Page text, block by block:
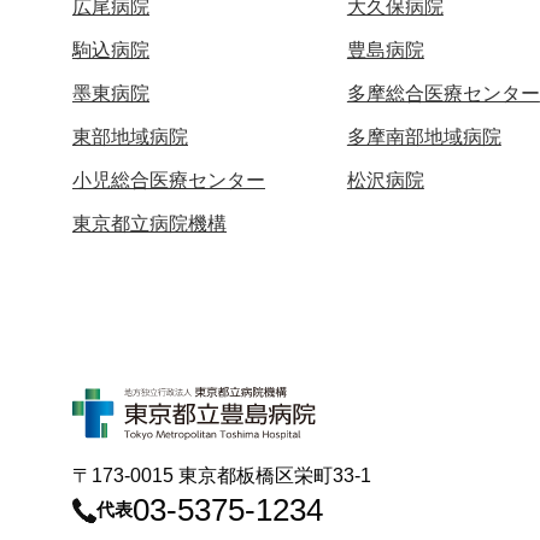
広尾病院 大久保病院
駒込病院 豊島病院
墨東病院 多摩総合医療センター
東部地域病院 多摩南部地域病院
小児総合医療センター 松沢病院
東京都立病院機構
〒173-0015 東京都板橋区栄町33-1
代表03-5375-1234